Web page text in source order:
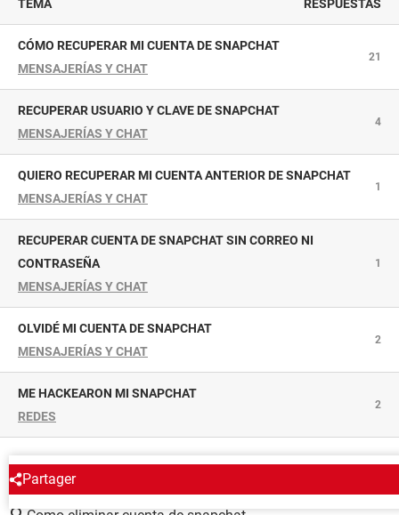
TEMA RESPUESTAS
CÓMO RECUPERAR MI CUENTA DE SNAPCHAT
MENSAJERÍAS Y CHAT
21
RECUPERAR USUARIO Y CLAVE DE SNAPCHAT
MENSAJERÍAS Y CHAT
4
QUIERO RECUPERAR MI CUENTA ANTERIOR DE SNAPCHAT
MENSAJERÍAS Y CHAT
1
RECUPERAR CUENTA DE SNAPCHAT SIN CORREO NI
CONTRASEÑA
MENSAJERÍAS Y CHAT
1
OLVIDÉ MI CUENTA DE SNAPCHAT
MENSAJERÍAS Y CHAT
2
ME HACKEARON MI SNAPCHAT
REDES
2
Partager
ALREDEDOR DEL MISMO TEMA